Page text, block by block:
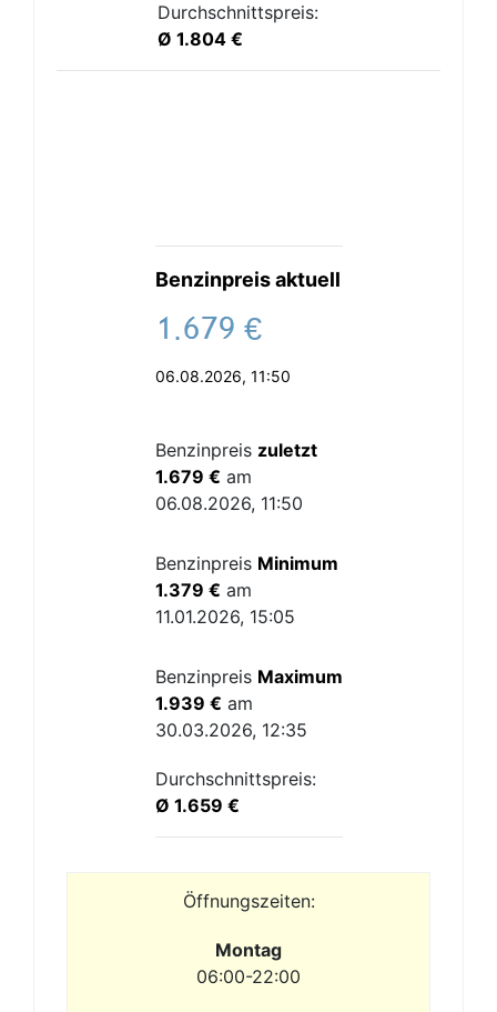
Durchschnittspreis:
Ø 1.804 €
Benzinpreis aktuell
. €
06.08.2026, 11:50
Benzinpreis zuletzt
1.679 € am
06.08.2026, 11:50
Benzinpreis Minimum
1.379 € am
11.01.2026, 15:05
Benzinpreis Maximum
1.939 € am
30.03.2026, 12:35
Durchschnittspreis:
Ø 1.659 €
Öffnungszeiten:
Montag
06:00-22:00